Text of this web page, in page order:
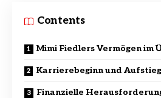
Contents
Mimi Fiedlers Vermögen im
Karrierebeginn und
Finanzielle